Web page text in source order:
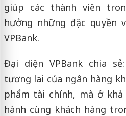
giúp các thành viên
hưởng những đặc quyền
VPBank.
Đại diện VPBank chia
tương lai của ngân hàng
phẩm tài chính, mà ở
hành cùng khách hàng